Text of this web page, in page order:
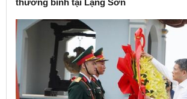
thương binh tại Lạng Sơn